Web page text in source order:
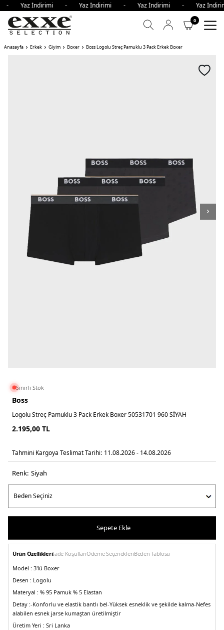
- Yaz İndirimi - Yaz İndirimi - Yaz İndirimi - Yaz
0
Anasayfa Erkek Giyim Boxer Boss Logolu Streç Pamuklu 3 Pack Erkek Boxer
Sınırlı Stok
Boss
Logolu Streç Pamuklu 3 Pack Erkek Boxer 50531701 960 SİYAH
2.195,00 TL
Tahmini Kargoya Teslimat Tarihi: 11.08.2026 - 14.08.2026
Renk: si̇yah
Sepete Ekle
Ürün Özellikleriİade KoşullarıÖdeme SeçenekleriBeden Tablosu
Model : 3'lü Boxer
Desen : Logolu
Materyal : % 95 Pamuk % 5 Elastan
Detay :-Konforlu ve elastik bantlı bel-Yüksek esneklik ve şekilde kalma-Nefes
alabilen esnek jarse kumaştan üretilmiştir
Üretim Yeri : Sri Lanka